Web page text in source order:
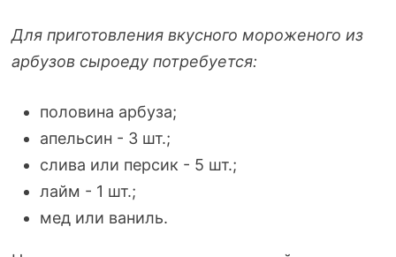
Для приготовления вкусного мороженого из
арбузов сыроеду потребуется:
половина арбуза;
апельсин - 3 шт.;
слива или персик - 5 шт.;
лайм - 1 шт.;
мед или ваниль.